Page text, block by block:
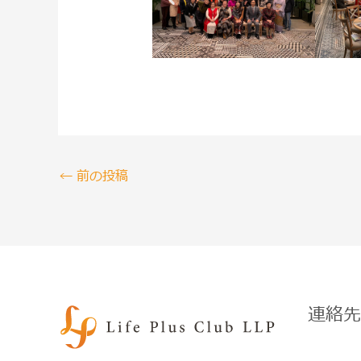
← 前の投稿
連絡先